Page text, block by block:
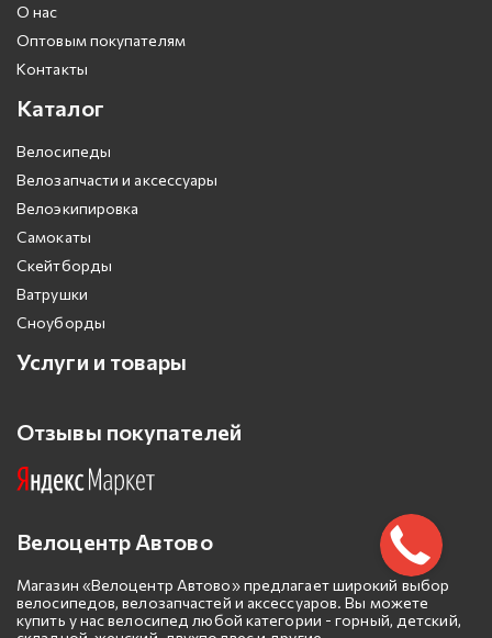
О нас
Оптовым покупателям
Контакты
Каталог
Велосипеды
Велозапчасти и аксессуары
Велоэкипировка
Самокаты
Скейтборды
Ватрушки
Сноуборды
Услуги и товары
Отзывы покупателей
Велоцентр Автово
Магазин «Велоцентр Автово» предлагает широкий выбор
велосипедов, велозапчастей и аксессуаров. Вы можете
купить у нас велосипед любой категории - горный, детский,